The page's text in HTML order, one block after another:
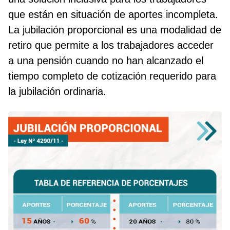
que están en situación de aportes incompleta.
La jubilación proporcional es una modalidad de
retiro que permite a los trabajadores acceder
a una pensión cuando no han alcanzado el
tiempo completo de cotización requerido para
la jubilación ordinaria.